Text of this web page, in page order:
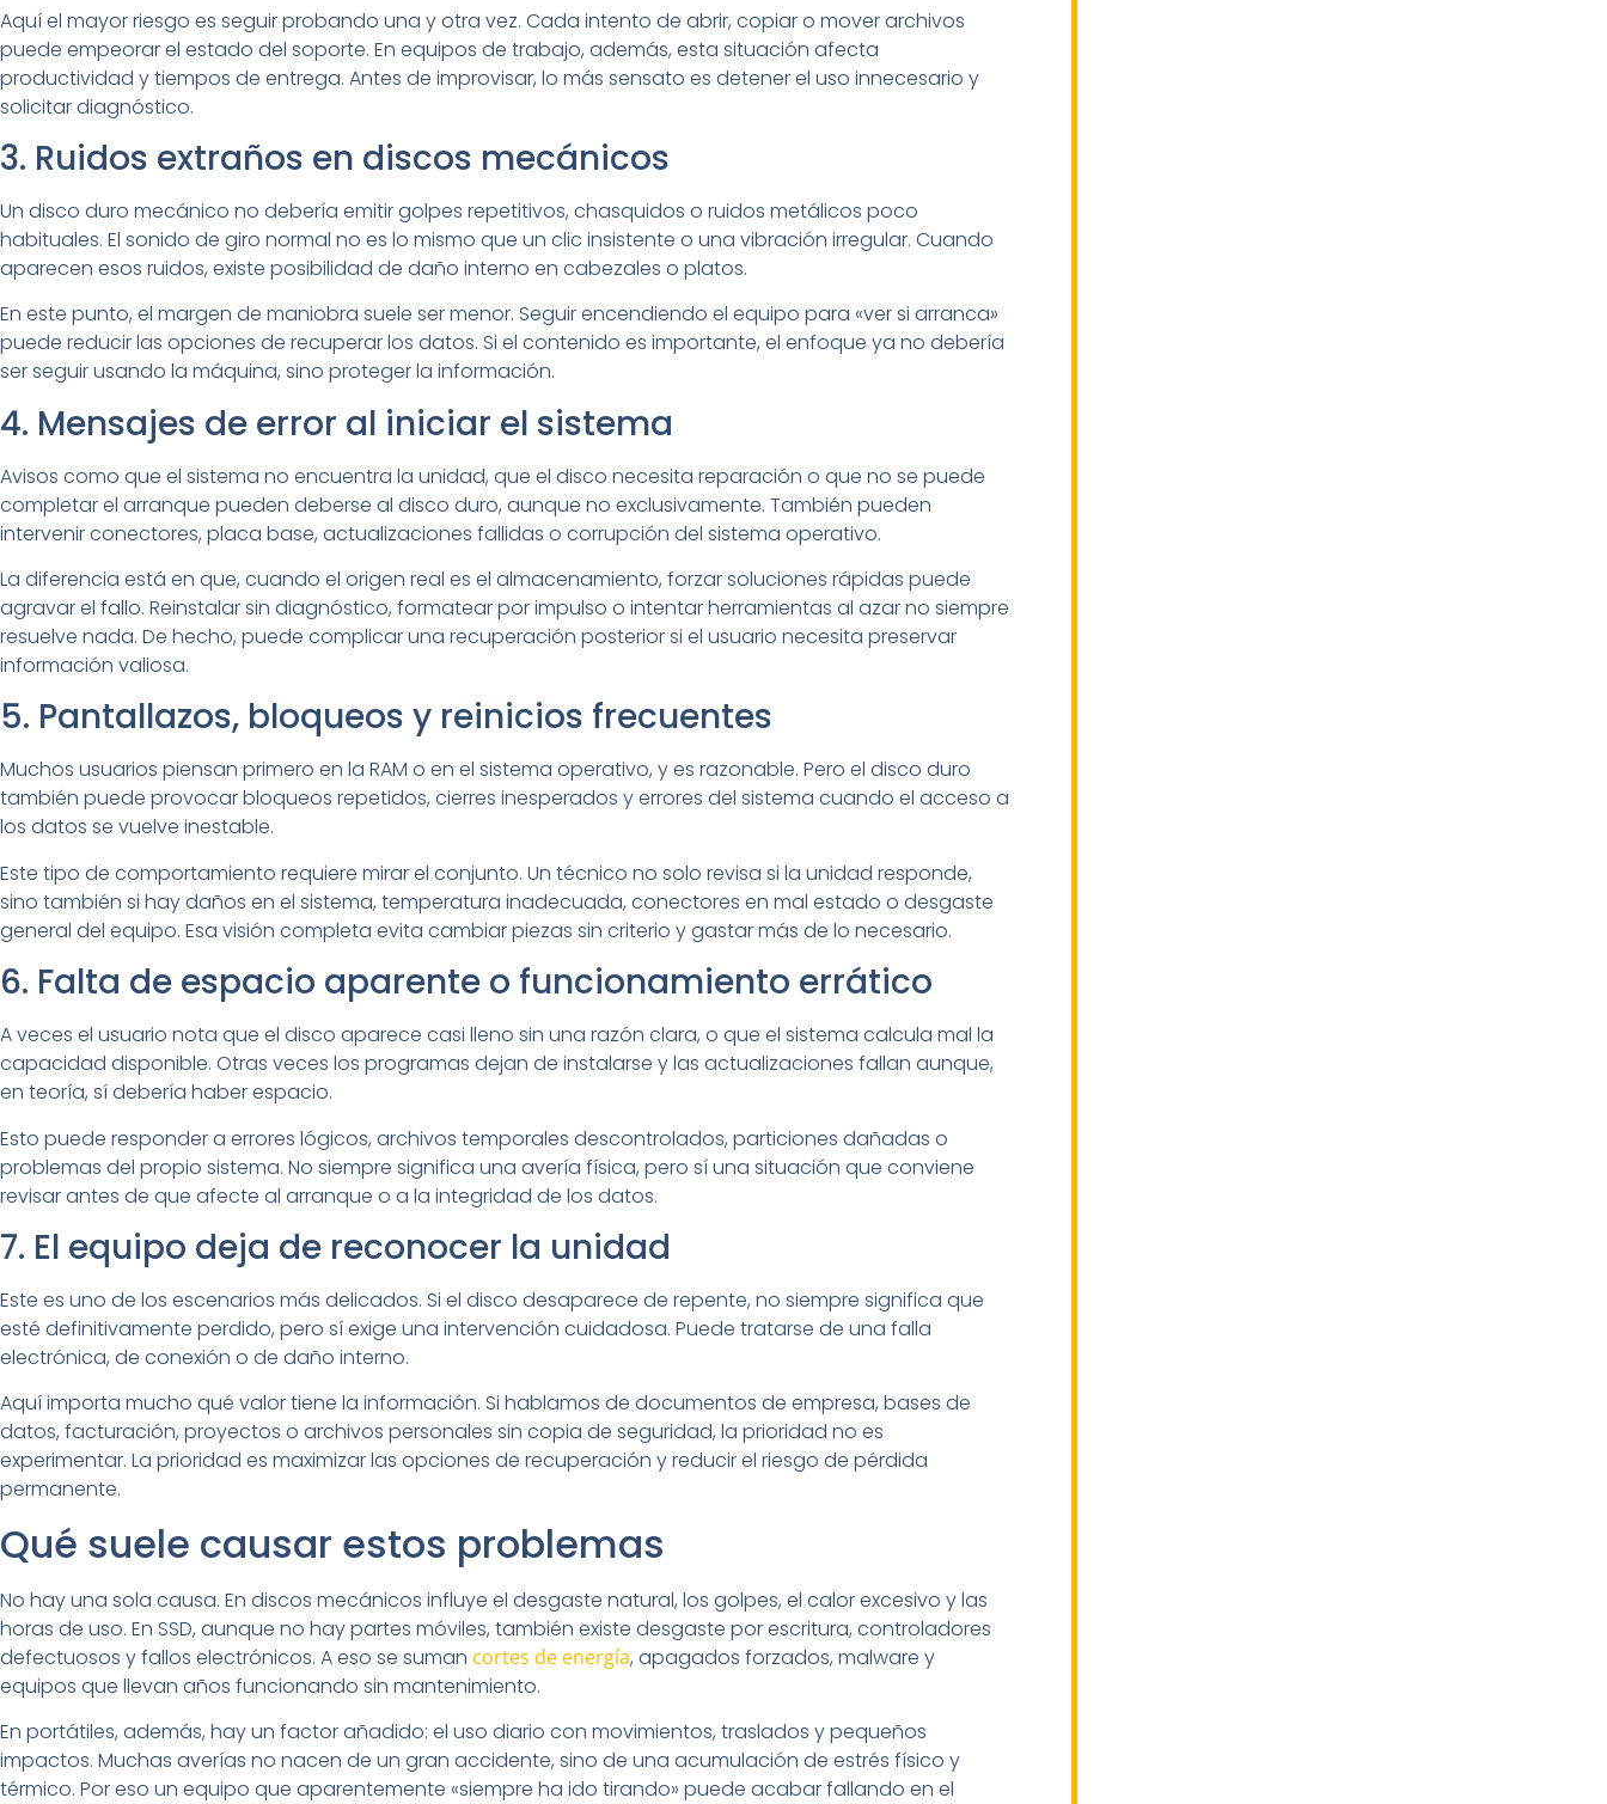
Aquí el mayor riesgo es seguir probando una y otra vez. Cada intento de abrir, copiar o mover archivos
puede empeorar el estado del soporte. En equipos de trabajo, además, esta situación afecta
productividad y tiempos de entrega. Antes de improvisar, lo más sensato es detener el uso innecesario y
solicitar diagnóstico.
3. Ruidos extraños en discos mecánicos
Un disco duro mecánico no debería emitir golpes repetitivos, chasquidos o ruidos metálicos poco
habituales. El sonido de giro normal no es lo mismo que un clic insistente o una vibración irregular. Cuando
aparecen esos ruidos, existe posibilidad de daño interno en cabezales o platos.
En este punto, el margen de maniobra suele ser menor. Seguir encendiendo el equipo para «ver si arranca»
puede reducir las opciones de recuperar los datos. Si el contenido es importante, el enfoque ya no debería
ser seguir usando la máquina, sino proteger la información.
4. Mensajes de error al iniciar el sistema
Avisos como que el sistema no encuentra la unidad, que el disco necesita reparación o que no se puede
completar el arranque pueden deberse al disco duro, aunque no exclusivamente. También pueden
intervenir conectores, placa base, actualizaciones fallidas o corrupción del sistema operativo.
La diferencia está en que, cuando el origen real es el almacenamiento, forzar soluciones rápidas puede
agravar el fallo. Reinstalar sin diagnóstico, formatear por impulso o intentar herramientas al azar no siempre
resuelve nada. De hecho, puede complicar una recuperación posterior si el usuario necesita preservar
información valiosa.
5. Pantallazos, bloqueos y reinicios frecuentes
Muchos usuarios piensan primero en la RAM o en el sistema operativo, y es razonable. Pero el disco duro
también puede provocar bloqueos repetidos, cierres inesperados y errores del sistema cuando el acceso a
los datos se vuelve inestable.
Este tipo de comportamiento requiere mirar el conjunto. Un técnico no solo revisa si la unidad responde,
sino también si hay daños en el sistema, temperatura inadecuada, conectores en mal estado o desgaste
general del equipo. Esa visión completa evita cambiar piezas sin criterio y gastar más de lo necesario.
6. Falta de espacio aparente o funcionamiento errático
A veces el usuario nota que el disco aparece casi lleno sin una razón clara, o que el sistema calcula mal la
capacidad disponible. Otras veces los programas dejan de instalarse y las actualizaciones fallan aunque,
en teoría, sí debería haber espacio.
Esto puede responder a errores lógicos, archivos temporales descontrolados, particiones dañadas o
problemas del propio sistema. No siempre significa una avería física, pero sí una situación que conviene
revisar antes de que afecte al arranque o a la integridad de los datos.
7. El equipo deja de reconocer la unidad
Este es uno de los escenarios más delicados. Si el disco desaparece de repente, no siempre significa que
esté definitivamente perdido, pero sí exige una intervención cuidadosa. Puede tratarse de una falla
electrónica, de conexión o de daño interno.
Aquí importa mucho qué valor tiene la información. Si hablamos de documentos de empresa, bases de
datos, facturación, proyectos o archivos personales sin copia de seguridad, la prioridad no es
experimentar. La prioridad es maximizar las opciones de recuperación y reducir el riesgo de pérdida
permanente.
Qué suele causar estos problemas
No hay una sola causa. En discos mecánicos influye el desgaste natural, los golpes, el calor excesivo y las
horas de uso. En SSD, aunque no hay partes móviles, también existe desgaste por escritura, controladores
defectuosos y fallos electrónicos. A eso se suman cortes de energía, apagados forzados, malware y
equipos que llevan años funcionando sin mantenimiento.
En portátiles, además, hay un factor añadido: el uso diario con movimientos, traslados y pequeños
impactos. Muchas averías no nacen de un gran accidente, sino de una acumulación de estrés físico y
térmico. Por eso un equipo que aparentemente «siempre ha ido tirando» puede acabar fallando en el